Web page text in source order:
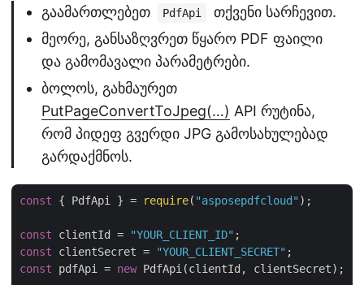
გაამართლებეთ PdfApi
თქვენი სარჩევით.
მეორე, განსაზღვრეთ წყარო PDF ფაილი
და გამომავალი პარამეტრები.
ბოლოს, გახმაურეთ
PutPageConvertToJpeg(…) API რუტინა,
რომ პიდეფ გვერდი JPG გამოსახულებად
გარდაქმნოს.
const { PdfApi } = require( "asposepdfcloud" );
const clientId = "YOUR_CLIENT_ID"
const clientSecret = "YOUR_CLIENT_SECRET"
const pdfApi = new PdfApi(clientId, clientSecret);